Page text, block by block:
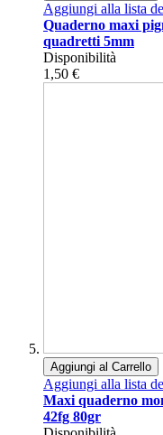
Aggiungi alla lista
Quaderno maxi
quadretti 5mm
Disponibilità
1,50 €
Aggiungi al Carrello
Aggiungi alla lista
Maxi quaderno
42fg 80gr